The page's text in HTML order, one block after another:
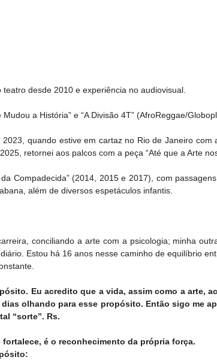
desde 2010 e experiência no audiovisual.
a História” e “A Divisão 4T” (AfroReggae/
quando estive em cartaz no Rio de Janeiro com
retornei aos palcos com a peça “Até que a Arte
Compadecida” (2014, 2015 e 2017), com
além de diversos espetáculos infantis.
conciliando a arte com a psicologia; minha
Estou há 16 anos nesse caminho de equilíbrio
Eu acredito que a vida, assim como a arte,
olhando para esse propósito. Então sigo me
“sorte”. Rs.
é o reconhecimento da própria força.